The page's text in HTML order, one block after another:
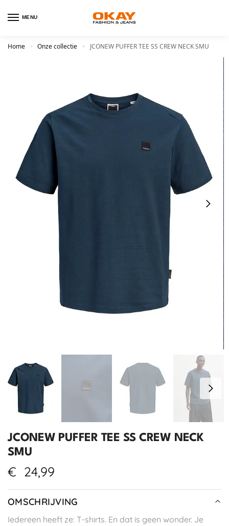
MENU
Home > Onze collectie > JCONEW PUFFER TEE SS CREW NECK SMU
JCONEW PUFFER TEE SS CREW NECK
SMU
€ 24,99
OMSCHRIJVING
Iedereen heeft ze: T-shirts. En dat is geen wonder. Je